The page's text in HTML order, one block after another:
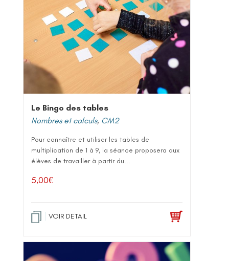
Le Bingo des tables
Nombres et calculs, CM2
Pour connaître et utiliser les tables de
multiplication de 1 à 9, la séance proposera aux
élèves de travailler à partir du...
5,00€
VOIR DETAIL